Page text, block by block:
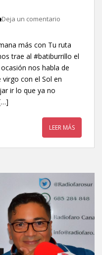
Deja un comentario
más con Tu ruta
trae al #batiburrillo el
nos habla de
virgo con el Sol en
ir lo que ya no
LEER MÁS